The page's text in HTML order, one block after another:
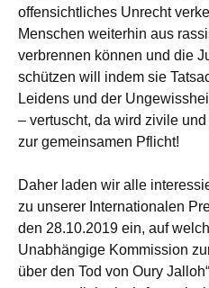
offensichtliches Unrecht
Menschen weiterhin aus
verbrennen können und die
schützen will indem sie
Leidens und der
– vertuscht, da wird zivile
zur gemeinsamen Pflicht!
Daher laden wir alle
zu unserer Internationalen
den 28.10.2019 ein, auf
Unabhängige Kommission
über den Tod von Oury